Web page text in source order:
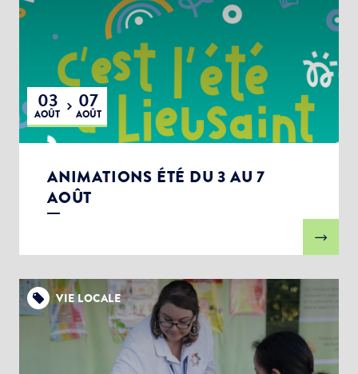
03
AOÛT
07
AOÛT
ANIMATIONS ÉTÉ DU 3 AU 7
AOÛT
VIE LOCALE
Choisissez votre abonnement :
Alertes Mail
Newsletter Culture
Newsletter Sport et Vie associative